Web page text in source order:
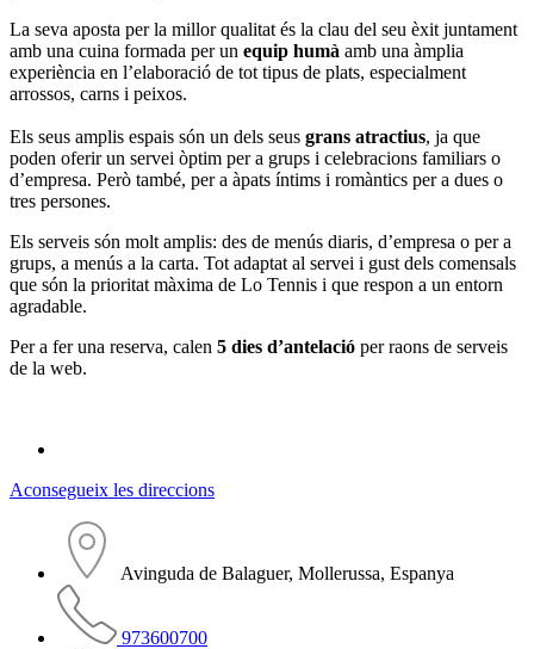
La seva aposta per la millor qualitat és la clau del seu èxit juntament
amb una cuina formada per un equip humà amb una àmplia
experiència en l’elaboració de tot tipus de plats, especialment
arrossos, carns i peixos.
Els seus amplis espais són un dels seus grans atractius, ja que
poden oferir un servei òptim per a grups i celebracions familiars o
d’empresa. Però també, per a àpats íntims i romàntics per a dues o
tres persones.
Els serveis són molt amplis: des de menús diaris, d’empresa o per a
grups, a menús a la carta. Tot adaptat al servei i gust dels comensals
que són la prioritat màxima de Lo Tennis i que respon a un entorn
agradable.
Per a fer una reserva, calen 5 dies d’antelació per raons de serveis
de la web.
Aconsegueix les direccions
Avinguda de Balaguer, Mollerussa, Espanya
973600700